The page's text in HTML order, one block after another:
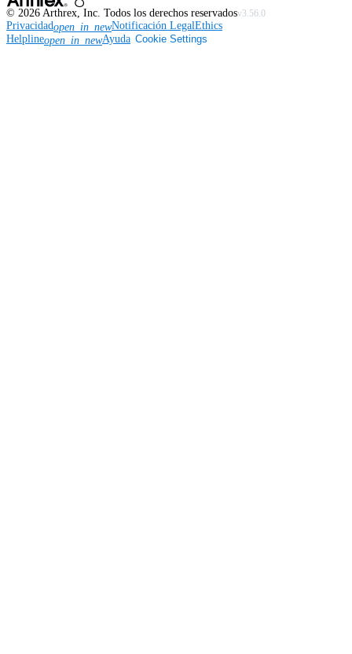
© 2026 Arthrex, Inc. Todos los derechos reservadosv3.56.0
Privacidadopen_in_newNotificación LegalEthics
Helplineopen_in_newAyuda Cookie Settings